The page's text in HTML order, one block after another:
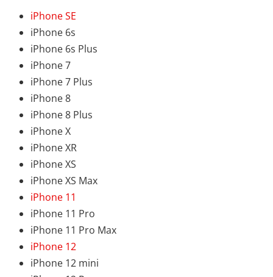
iPhone SE
iPhone 6s
iPhone 6s Plus
iPhone 7
iPhone 7 Plus
iPhone 8
iPhone 8 Plus
iPhone X
iPhone XR
iPhone XS
iPhone XS Max
iPhone 11
iPhone 11 Pro
iPhone 11 Pro Max
iPhone 12
iPhone 12 mini